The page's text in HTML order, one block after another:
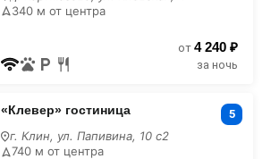
340 м от центра
от 4 240 ₽
за ночь
«Клевер» гостиница 5
г. Клин, ул. Папивина, 10 с2
740 м от центра